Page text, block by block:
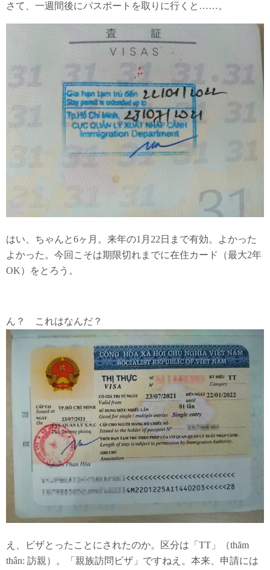
さて、一週間後にパスポートを取りに行くと……。
はい、ちゃんと6ヶ月。来年の1月22日まで有効。よかった
よかった。今回こそは期限切れまでに在住カード（最大2年
OK）をとろう。
ん？ これはなんだ？
え、ビザとったことにされたのか。区分は「TT」（thăm
thân: 訪親）。「親族訪問ビザ」ですねえ。本来、申請には